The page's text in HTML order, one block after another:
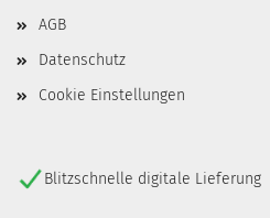
AGB
Datenschutz
Cookie Einstellungen
Blitzschnelle digitale Lieferung